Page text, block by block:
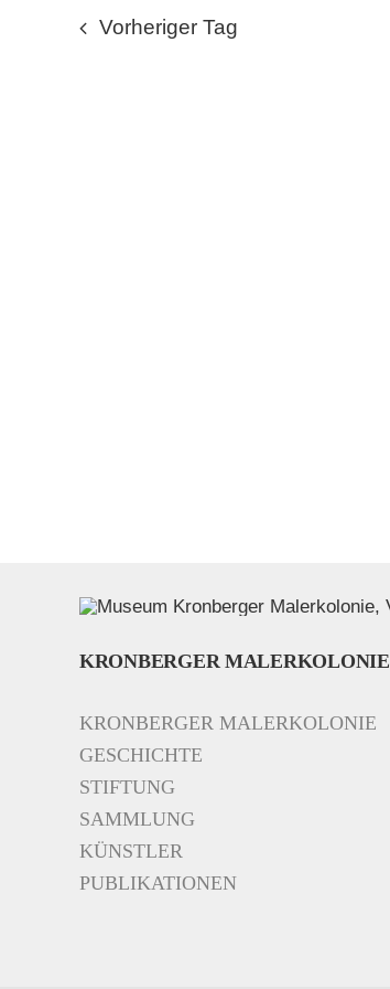
JUNI
Vorheriger Tag
KRONBERGER MALERKOLONIE
KRONBERGER MALERKOLONIE
GESCHICHTE
STIFTUNG
SAMMLUNG
KÜNSTLER
PUBLIKATIONEN